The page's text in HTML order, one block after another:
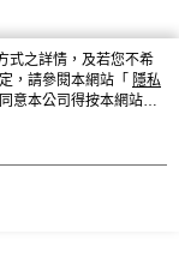
式之詳情，及若您不希
，請參閱本網站「 隱私
意本公司得按本網站使